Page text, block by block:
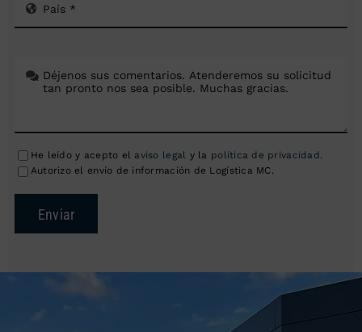
He leído y acepto el aviso legal y la política de privacidad.
Autorizo el envío de información de Logística MC.
Enviar